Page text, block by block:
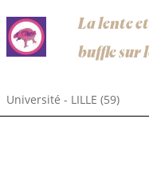
La lente
buffle sur
Université - LILLE (59)